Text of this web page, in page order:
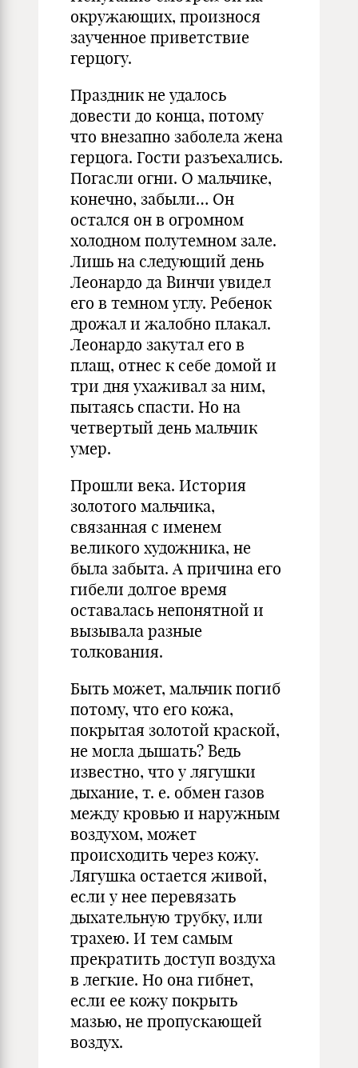
окружающих, произнося
заученное приветствие
герцогу.
Праздник не удалось
довести до конца, потому
что внезапно заболела жена
герцога. Гости разъехались.
Погасли огни. О мальчике,
конечно, забыли… Он
остался он в огромном
холодном полутемном зале.
Лишь на следующий день
Леонардо да Винчи увидел
его в темном углу. Ребенок
дрожал и жалобно плакал.
Леонардо закутал его в
плащ, отнес к себе домой и
три дня ухаживал за ним,
пытаясь спасти. Но на
четвертый день мальчик
умер.
Прошли века. История
золотого мальчика,
связанная с именем
великого художника, не
была забыта. А причина его
гибели долгое время
оставалась непонятной и
вызывала разные
толкования.
Быть может, мальчик погиб
потому, что его кожа,
покрытая золотой краской,
не могла дышать? Ведь
известно, что у лягушки
дыхание, т. е. обмен газов
между кровью и наружным
воздухом, может
происходить через кожу.
Лягушка остается живой,
если у нее перевязать
дыхательную трубку, или
трахею. И тем самым
прекратить доступ воздуха
в легкие. Но она гибнет,
если ее кожу покрыть
мазью, не пропускающей
воздух.